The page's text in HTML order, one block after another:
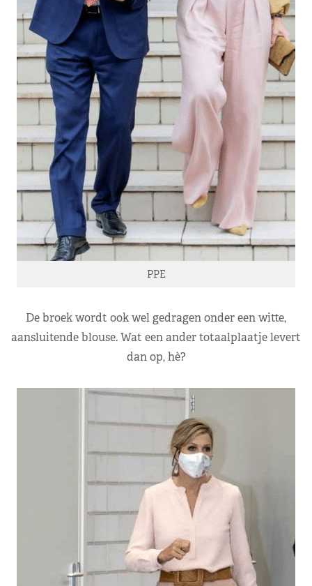
PPE
De broek wordt ook wel gedragen onder een witte,
aansluitende blouse. Wat een ander totaalplaatje levert
dan op, hè?